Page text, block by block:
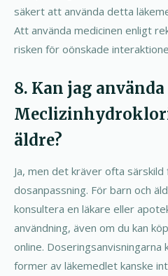
säkert att använda detta
Att använda medicinen enligt
risken för oönskade
8. Kan jag använda
äldre?
Ja, men det kräver ofta
dosanpassning. För barn och
konsultera en läkare eller
användning, även om du kan
online. Doseringsanvisningarna
former av läkemedlet kanske